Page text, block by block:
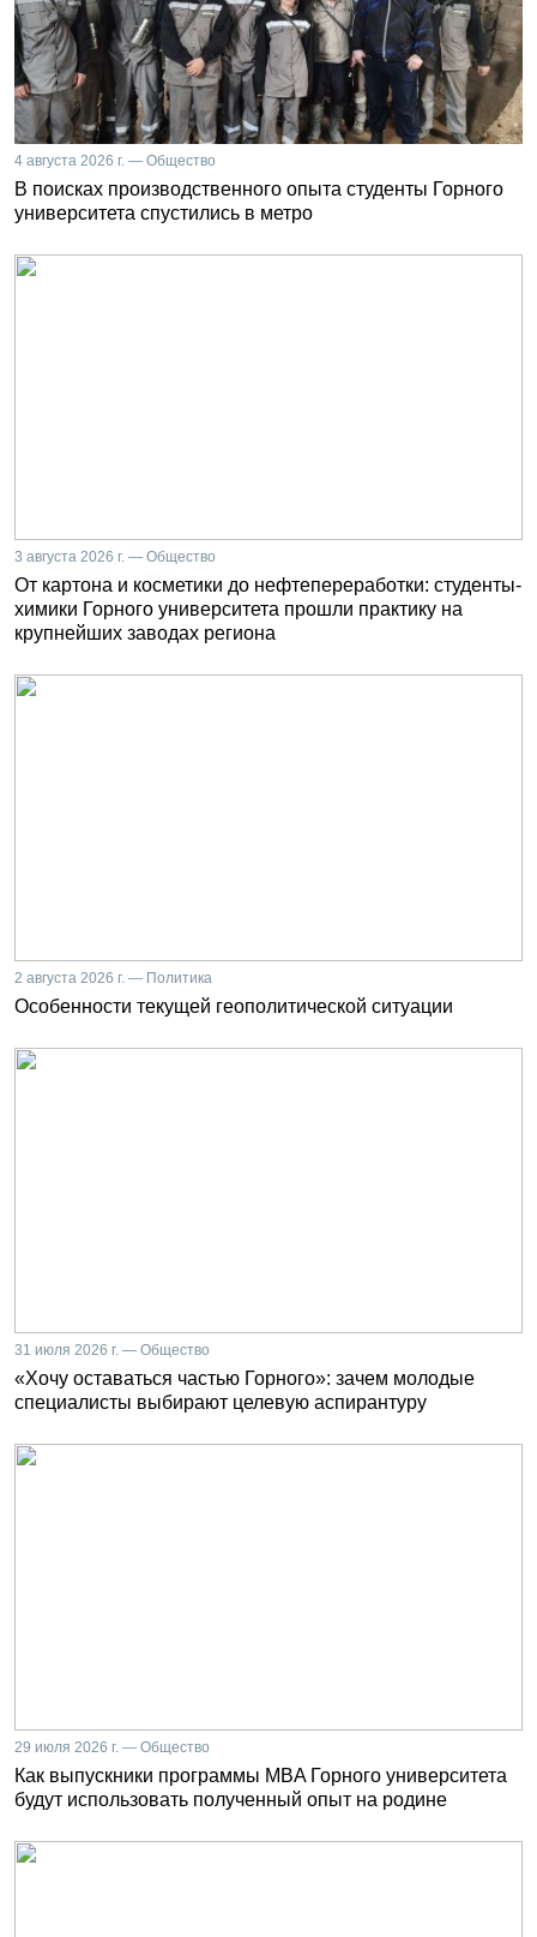
4 августа 2026 г. — Общество
В поисках производственного опыта студенты Горного
университета спустились в метро
3 августа 2026 г. — Общество
От картона и косметики до нефтепереработки: студенты-
химики Горного университета прошли практику на
крупнейших заводах региона
2 августа 2026 г. — Политика
Особенности текущей геополитической ситуации
31 июля 2026 г. — Общество
«Хочу оставаться частью Горного»: зачем молодые
специалисты выбирают целевую аспирантуру
29 июля 2026 г. — Общество
Как выпускники программы MBA Горного университета
будут использовать полученный опыт на родине